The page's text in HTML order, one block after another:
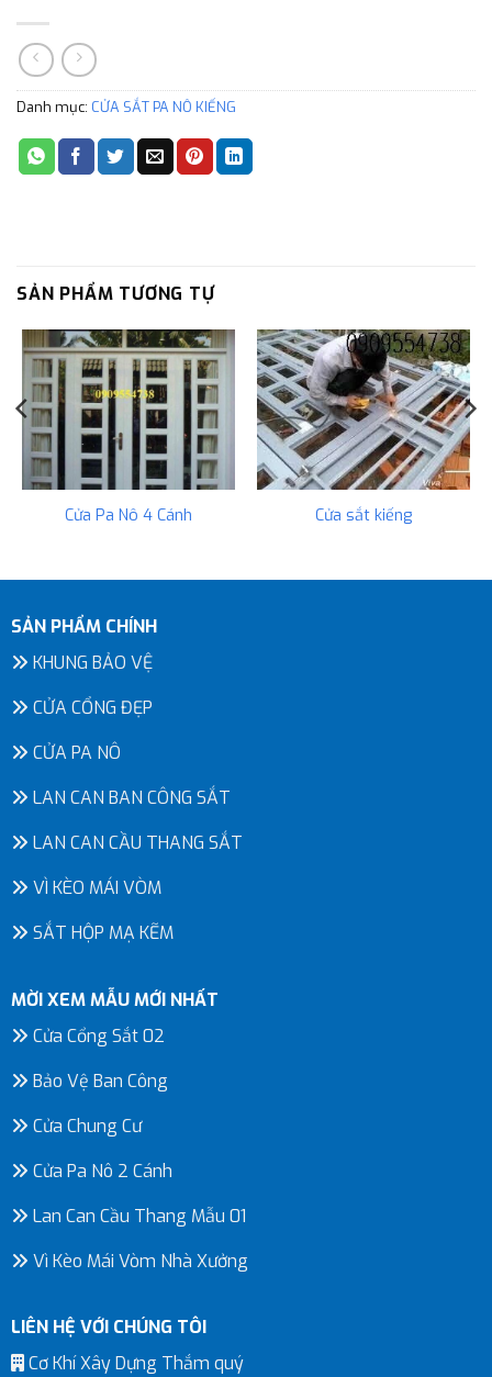
Danh mục: CỬA SẮT PA NÔ KIẾNG
SẢN PHẨM TƯƠNG TỰ
Cửa Pa Nô 4 Cánh Cửa sắt kiếng
SẢN PHẨM CHÍNH
KHUNG BẢO VỆ
CỬA CỔNG ĐẸP
CỬA PA NÔ
LAN CAN BAN CÔNG SẮT
LAN CAN CẦU THANG SẮT
VÌ KÈO MÁI VÒM
SẮT HỘP MẠ KẼM
MỜI XEM MẪU MỚI NHẤT
Cửa Cổng Sắt 02
Bảo Vệ Ban Công
Cửa Chung Cư
Cửa Pa Nô 2 Cánh
Lan Can Cầu Thang Mẫu 01
Vì Kèo Mái Vòm Nhà Xưởng
LIÊN HỆ VỚI CHÚNG TÔI
Cơ Khí Xây Dựng Thắm quý